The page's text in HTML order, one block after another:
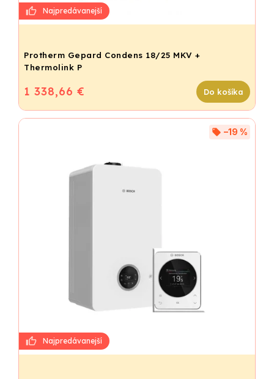
Protherm Gepard Condens 18/25 MKV +
Thermolink P
1 338,66 € Do košíka
–19 %